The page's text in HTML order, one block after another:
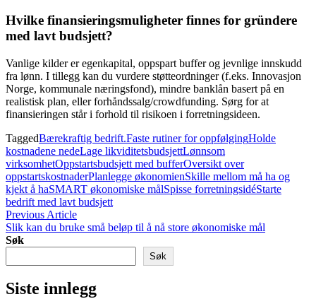
Hvilke finansieringsmuligheter finnes for gründere
med lavt budsjett?
Vanlige kilder er egenkapital, oppspart buffer og jevnlige innskudd
fra lønn. I tillegg kan du vurdere støtteordninger (f.eks. Innovasjon
Norge, kommunale næringsfond), mindre banklån basert på en
realistisk plan, eller forhåndssalg/crowdfunding. Sørg for at
finansieringen står i forhold til risikoen i forretningsideen.
TaggedBærekraftig bedrift.Faste rutiner for oppfølgingHolde
kostnadene nedeLage likviditetsbudsjettLønnsom
virksomhetOppstartsbudsjett med bufferOversikt over
oppstartskostnaderPlanlegge økonomienSkille mellom må ha og
kjekt å haSMART økonomiske målSpisse forretningsidéStarte
bedrift med lavt budsjett
Innleggsnavigasjon
Previous ArticlePrevious
article:
Slik kan du bruke små beløp til å nå store økonomiske mål
Søk
Søk
Siste innlegg